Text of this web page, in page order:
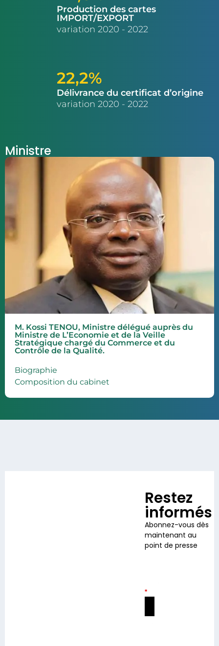
Production des cartes
IMPORT/EXPORT
variation 2020 - 2022
22,2%
Délivrance du certificat d’origine
variation 2020 - 2022
Ministre
M. Kossi TENOU, Ministre délégué auprès du
Ministre de L’Economie et de la Veille
Stratégique chargé du Commerce et du
Contrôle de la Qualité.
Biographie
Composition du cabinet
Restez
informés
Abonnez-vous dès
maintenant au
point de presse
*